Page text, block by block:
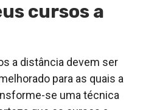
cursos a
a distância devem ser
para as quais a
se uma técnica